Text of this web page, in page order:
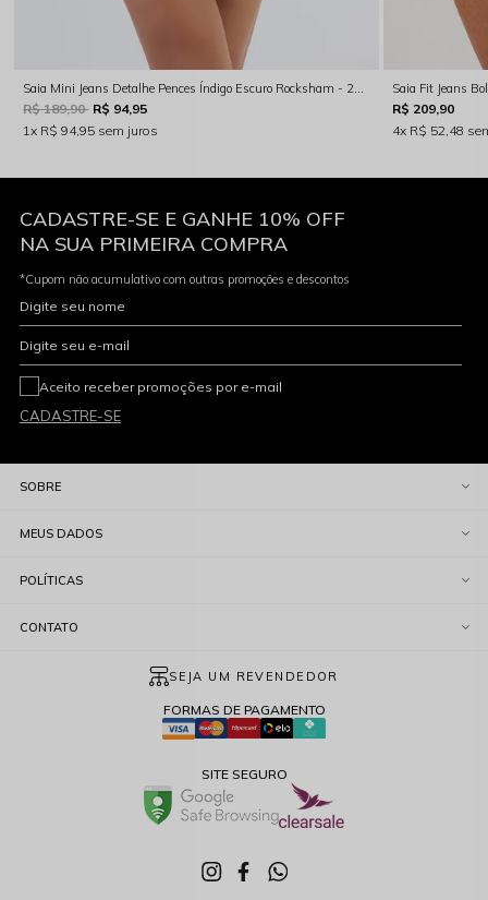
Saia Mini Jeans Detalhe Pences Índigo Escuro Rocksham - 254045
R$ 189,90 R$ 94,95
1x R$ 94,95 sem juros
R$ 209,90
4x R$ 52,48
CADASTRE-SE E GANHE 10% OFF
NA SUA PRIMEIRA COMPRA
*Cupom não acumulativo com outras promoções e descontos
Digite seu nome
Digite seu e-mail
CADASTRE-SE
Aceito receber promoções por e-mail
SOBRE
MEUS DADOS
POLÍTICAS
CONTATO
FORMAS DE PAGAMENTO
SITE SEGURO
SEJA UM REVENDEDOR